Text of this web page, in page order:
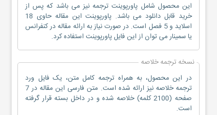
این محصول شامل پاورپوینت ترجمه نیز می باشد که پس از
خرید قابل دانلود می باشد. پاورپوینت این مقاله حاوی 18
اسلاید و 5 فصل است. در صورت نیاز به ارائه مقاله در کنفرانس
یا سمینار می توان از این فایل پاورپوینت استفاده کرد.
نسخه ترجمه خلاصه
در این محصول، به همراه ترجمه کامل متن، یک فایل ورد
ترجمه خلاصه نیز ارائه شده است. متن فارسی این مقاله در 7
صفحه (2100 کلمه) خلاصه شده و در داخل بسته قرار گرفته
است.